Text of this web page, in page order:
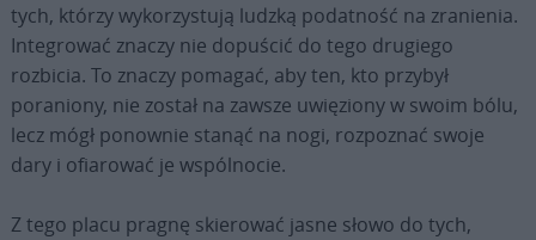
tych, którzy wykorzystują ludzką podatność na zranienia.
Integrować znaczy nie dopuścić do tego drugiego
rozbicia. To znaczy pomagać, aby ten, kto przybył
poraniony, nie został na zawsze uwięziony w swoim bólu,
lecz mógł ponownie stanąć na nogi, rozpoznać swoje
dary i ofiarować je wspólnocie.
Z tego placu pragnę skierować jasne słowo do tych,